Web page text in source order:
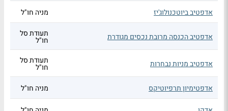
אדפטיב ביוטכנולוג'יז
מניה חו"ל
אדפטיב הכנסה מרובת נכסים מגודרת תעודת סל
חו"ל
אדפטיב מניות נבחרות תעודת סל
חו"ל
אדפטימיון תרפיוטיקס
מניה חו"ל